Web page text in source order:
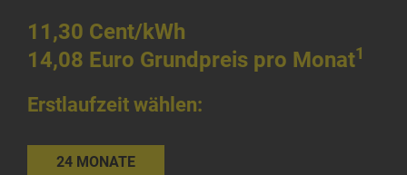
PREISE
11,30 Cent/kWh
14,08 Euro Grundpreis pro Monat1
Erstlaufzeit wählen:
24 MONATE